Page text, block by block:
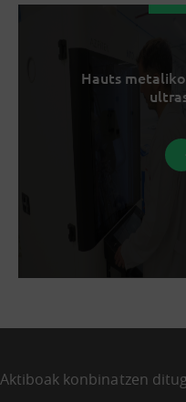
Hauts
Aktiboak konbinatzen